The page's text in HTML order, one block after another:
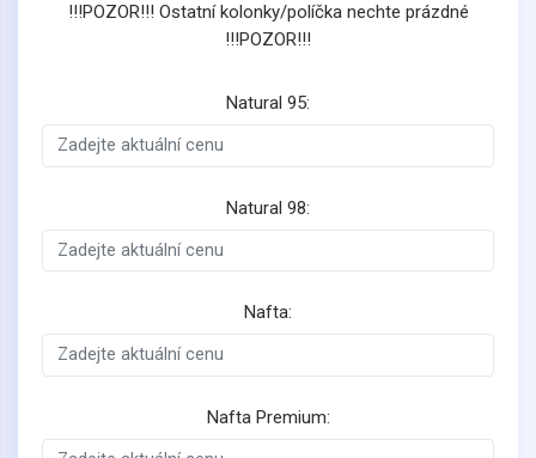
!!!POZOR!!! Ostatní kolonky/políčka nechte prázdné
!!!POZOR!!!
Natural 95:
Natural 98:
Nafta:
Nafta Premium: